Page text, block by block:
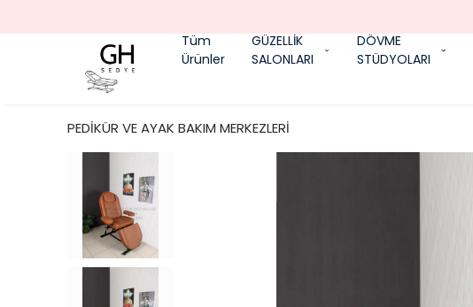
Tüm
Ürünler
GÜZELLİK
SALONLARI
DÖVME
STÜDYOLARI
PEDİKÜR VE AYAK BAKIM MERKEZLERİ